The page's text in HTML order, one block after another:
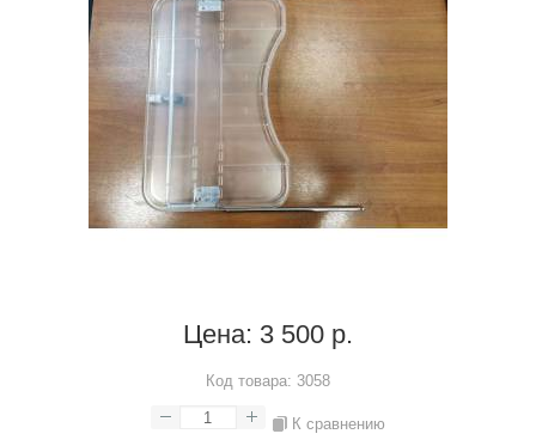
Цена: 3 500 р.
Код товара: 3058
К сравнению